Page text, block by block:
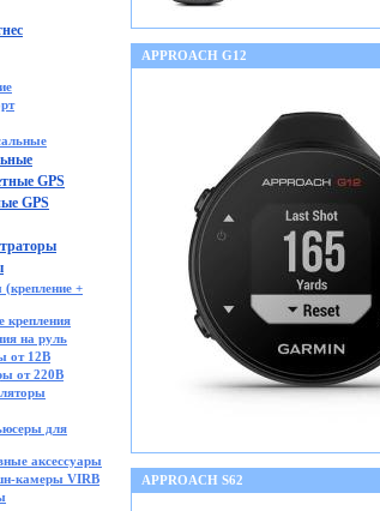
GPS
GPS
+
крепления
на руль
от 12В
от 220В
для
аксессуары
камеры VIRB
APPROACH G12
APPROACH S62